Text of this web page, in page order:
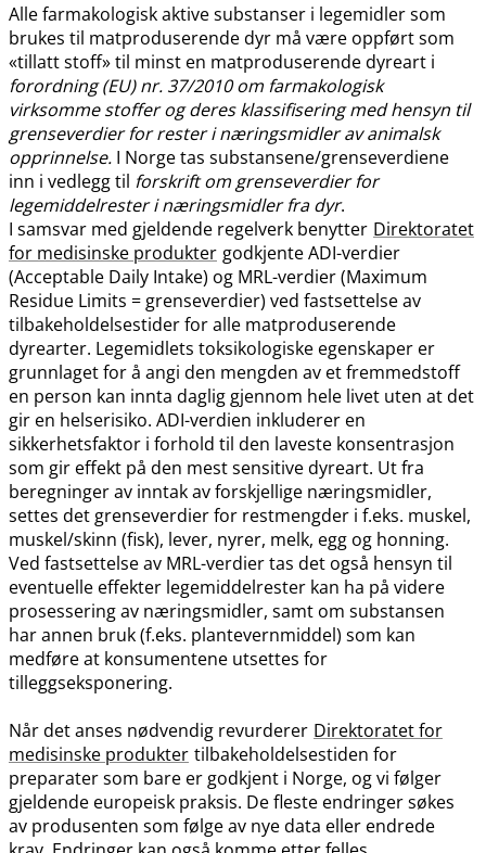
Alle farmakologisk aktive substanser i legemidler som
brukes til matproduserende dyr må være oppført som
«tillatt stoff» til minst en matproduserende dyreart i
forordning (EU) nr. 37/2010 om farmakologisk
virksomme stoffer og deres klassifisering med hensyn til
grenseverdier for rester i næringsmidler av animalsk
opprinnelse. I Norge tas substansene​/​grenseverdiene
inn i vedlegg til forskrift om grenseverdier for
legemiddelrester i næringsmidler fra dyr.
I samsvar med gjeldende regelverk benytter Direktoratet
for medisinske produkter godkjente ADI-verdier
(Acceptable Daily Intake) og MRL-verdier (Maximum
Residue Limits = grenseverdier) ved fastsettelse av
tilbakeholdelsestider for alle matproduserende
dyrearter. Legemidlets toksikologiske egenskaper er
grunnlaget for å angi den mengden av et fremmedstoff
en person kan innta daglig gjennom hele livet uten at det
gir en helserisiko. ADI-verdien inkluderer en
sikkerhetsfaktor i forhold til den laveste konsentrasjon
som gir effekt på den mest sensitive dyreart. Ut fra
beregninger av inntak av forskjellige næringsmidler,
settes det grenseverdier for restmengder i f.eks. muskel,
muskel​/​skinn (fisk), lever, nyrer, melk, egg og honning.
Ved fastsettelse av MRL-verdier tas det også hensyn til
eventuelle effekter legemiddelrester kan ha på videre
prosessering av næringsmidler, samt om substansen
har annen bruk (f.eks. plantevernmiddel) som kan
medføre at konsumentene utsettes for
tilleggseksponering.
Når det anses nødvendig revurderer Direktoratet for
medisinske produkter tilbakeholdelsestiden for
preparater som bare er godkjent i Norge, og vi følger
gjeldende europeisk praksis. De fleste endringer søkes
av produsenten som følge av nye data eller endrede